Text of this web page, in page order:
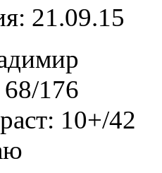
21.09.15
68/176
10+/42